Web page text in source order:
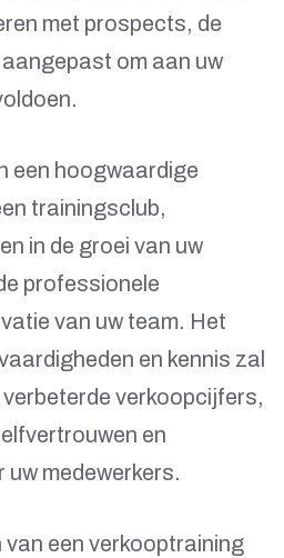
met prospects, de
om aan uw
een hoogwaardige
trainingsclub,
in de groei van uw
professionele
van uw team. Het
en kennis zal
verkoopcijfers,
en
uw medewerkers.
van een verkooptraining